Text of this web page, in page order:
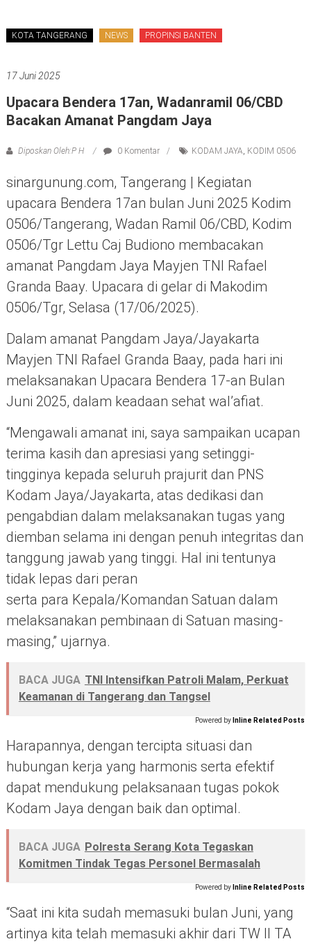
KOTA TANGERANG NEWS PROPINSI BANTEN
17 Juni 2025
Upacara Bendera 17an, Wadanramil 06/CBD
Bacakan Amanat Pangdam Jaya
Diposkan Oleh:P H 0 Komentar KODAM JAYA, KODIM 0506
sinargunung.com, Tangerang | Kegiatan
upacara Bendera 17an bulan Juni 2025 Kodim
0506/Tangerang, Wadan Ramil 06/CBD, Kodim
0506/Tgr Lettu Caj Budiono membacakan
amanat Pangdam Jaya Mayjen TNI Rafael
Granda Baay. Upacara di gelar di Makodim
0506/Tgr, Selasa (17/06/2025).
Dalam amanat Pangdam Jaya/Jayakarta
Mayjen TNI Rafael Granda Baay, pada hari ini
melaksanakan Upacara Bendera 17-an Bulan
Juni 2025, dalam keadaan sehat wal’afiat.
“Mengawali amanat ini, saya sampaikan ucapan
terima kasih dan apresiasi yang setinggi-
tingginya kepada seluruh prajurit dan PNS
Kodam Jaya/Jayakarta, atas dedikasi dan
pengabdian dalam melaksanakan tugas yang
diemban selama ini dengan penuh integritas dan
tanggung jawab yang tinggi. Hal ini tentunya
tidak lepas dari peran
serta para Kepala/Komandan Satuan dalam
melaksanakan pembinaan di Satuan masing-
masing,” ujarnya.
BACA JUGA TNI Intensifkan Patroli Malam, Perkuat
Keamanan di Tangerang dan Tangsel
Powered by Inline Related Posts
Harapannya, dengan tercipta situasi dan
hubungan kerja yang harmonis serta efektif
dapat mendukung pelaksanaan tugas pokok
Kodam Jaya dengan baik dan optimal.
BACA JUGA Polresta Serang Kota Tegaskan
Komitmen Tindak Tegas Personel Bermasalah
Powered by Inline Related Posts
“Saat ini kita sudah memasuki bulan Juni, yang
artinya kita telah memasuki akhir dari TW II TA